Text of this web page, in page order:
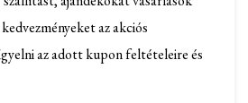
az akciós
az adott kupon feltételeire és